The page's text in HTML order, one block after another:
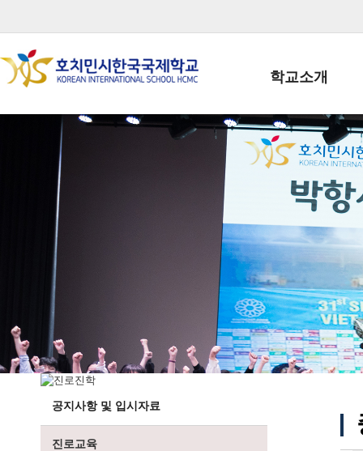
학교소개
학교장인사말
학생회장인사말
학교상징
학교 CI
교직원현황
학생현황
위치/전화
전경사진
공지사항 및 입시자료
진로교육